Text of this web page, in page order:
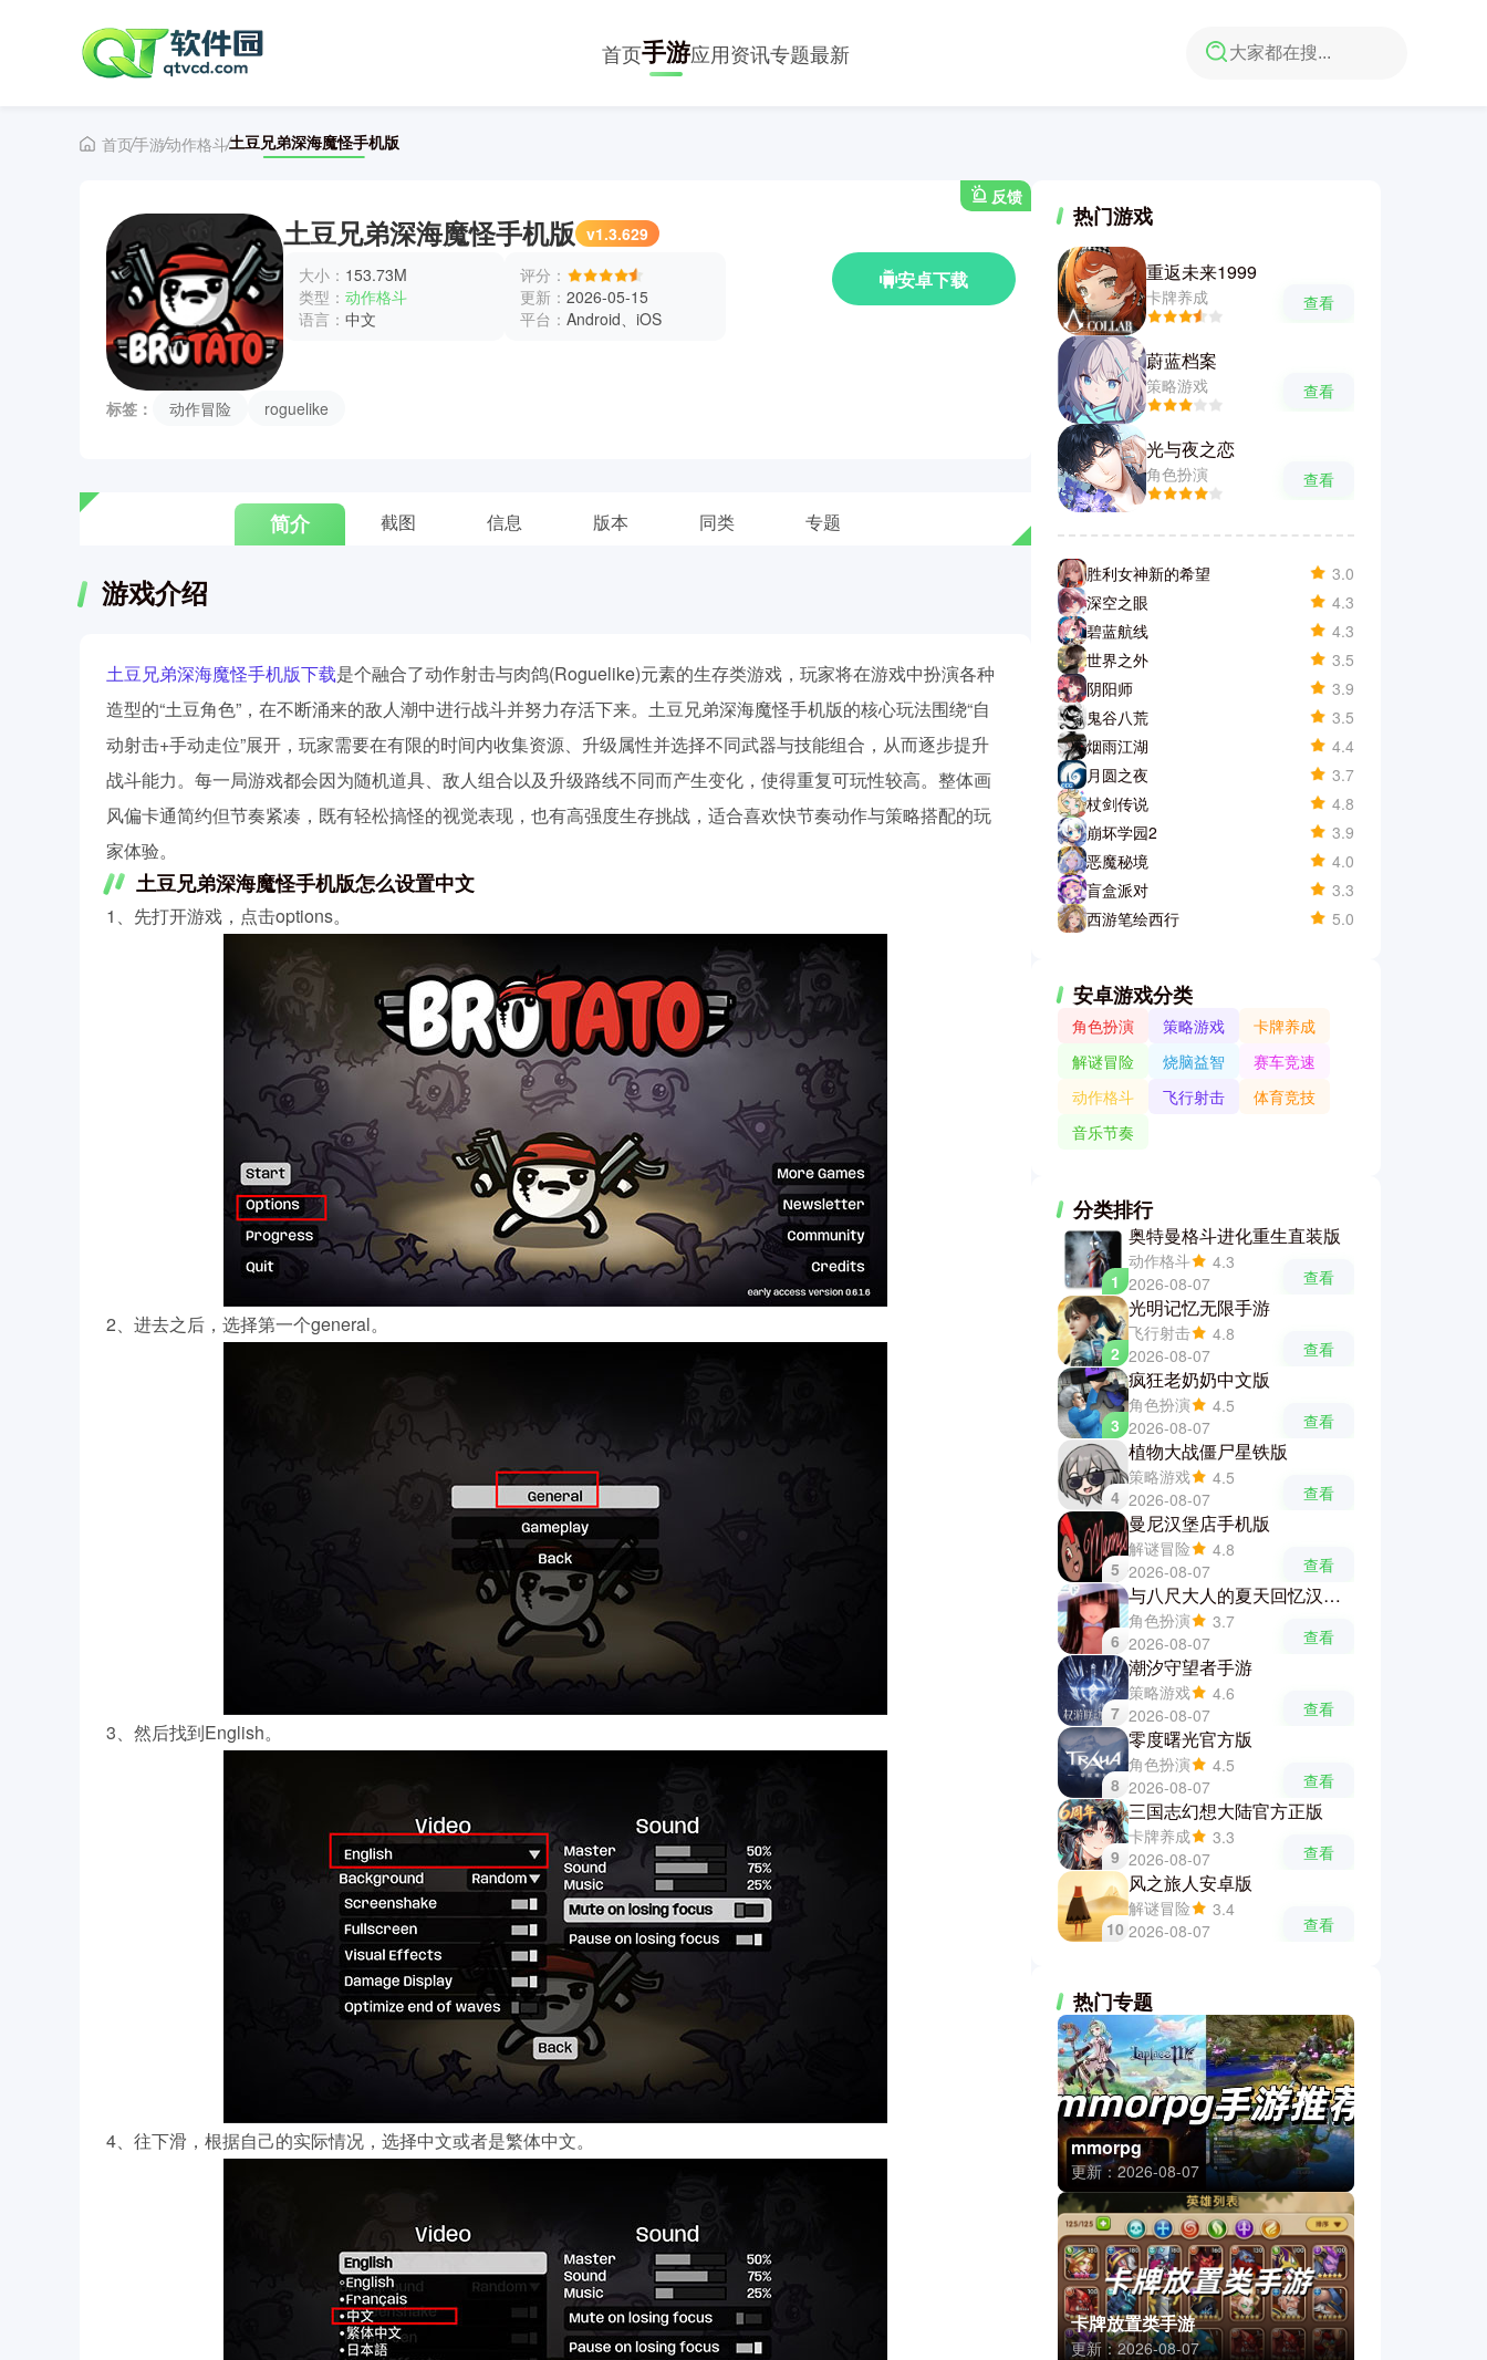
首页手游应用资讯专题最新
首页手游动作格斗土豆兄弟深海魔怪手机版
反馈
土豆兄弟深海魔怪手机版 v1.3.629
大小： 153.73M
类型： 动作格斗
语言： 中文
评分：
更新： 2026-05-15
平台： Android、iOS
安卓下载
标签： 动作冒险 roguelike
简介 截图 信息 版本 同类 专题
游戏介绍
土豆兄弟深海魔怪手机版下载是个融合了动作射击与肉鸽(Roguelike)元素的生存类游戏，玩家将在游戏中扮演各种
造型的“土豆角色”，在不断涌来的敌人潮中进行战斗并努力存活下来。土豆兄弟深海魔怪手机版的核心玩法围绕“自
动射击+手动走位”展开，玩家需要在有限的时间内收集资源、升级属性并选择不同武器与技能组合，从而逐步提升
战斗能力。每一局游戏都会因为随机道具、敌人组合以及升级路线不同而产生变化，使得重复可玩性较高。整体画
风偏卡通简约但节奏紧凑，既有轻松搞怪的视觉表现，也有高强度生存挑战，适合喜欢快节奏动作与策略搭配的玩
家体验。
土豆兄弟深海魔怪手机版怎么设置中文
1、先打开游戏，点击options。
2、进去之后，选择第一个general。
3、然后找到English。
4、往下滑，根据自己的实际情况，选择中文或者是繁体中文。
热门游戏
重返未来1999
卡牌养成 查看
蔚蓝档案
策略游戏 查看
光与夜之恋
角色扮演 查看
胜利女神新的希望
3.0
深空之眼
4.3
碧蓝航线
4.3
世界之外
3.5
阴阳师
3.9
鬼谷八荒
3.5
烟雨江湖
4.4
月圆之夜
3.7
杖剑传说
4.8
崩坏学园2
3.9
恶魔秘境
4.0
盲盒派对
3.3
西游笔绘西行
5.0
安卓游戏分类
角色扮演 策略游戏
卡牌养成
解谜冒险
烧脑益智
赛车竞速
动作格斗
飞行射击
体育竞技
音乐节奏
分类排行
1
奥特曼格斗进化重生直装版
动作格斗
4.3
2026-08-07
查看
2
光明记忆无限手游
飞行射击
4.8
2026-08-07
查看
3
疯狂老奶奶中文版
角色扮演
4.5
2026-08-07
查看
4
植物大战僵尸星铁版
策略游戏
4.5
2026-08-07
查看
5
曼尼汉堡店手机版
解谜冒险
4.8
2026-08-07
查看
6
与八尺大人的夏天回忆汉化游戏
角色扮演
3.7
2026-08-07
查看
7
潮汐守望者手游
策略游戏
4.6
2026-08-07
查看
8
零度曙光官方版
角色扮演
4.5
2026-08-07
查看
9
三国志幻想大陆官方正版
卡牌养成
3.3
2026-08-07
查看
10
风之旅人安卓版
解谜冒险
3.4
2026-08-07
查看
热门专题
mmorpg
更新：2026-08-07
卡牌放置类手游
更新：2026-08-07